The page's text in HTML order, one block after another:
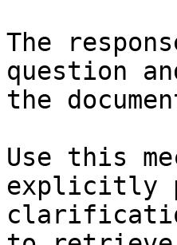
The
question
the
Use this
explicitly